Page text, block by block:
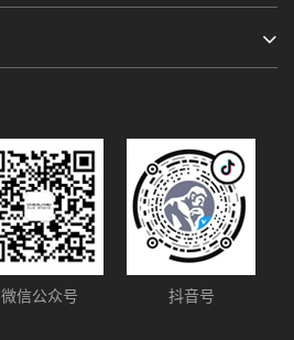
微信公众号 抖音号